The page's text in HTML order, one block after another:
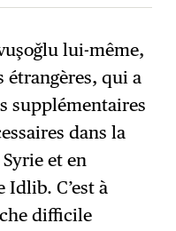
lui-même,
qui a
supplémentaires
dans la
et en
C’est à
difficile